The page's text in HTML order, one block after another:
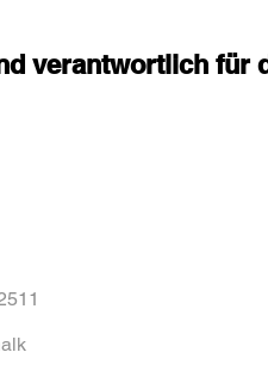
verantwortlich für